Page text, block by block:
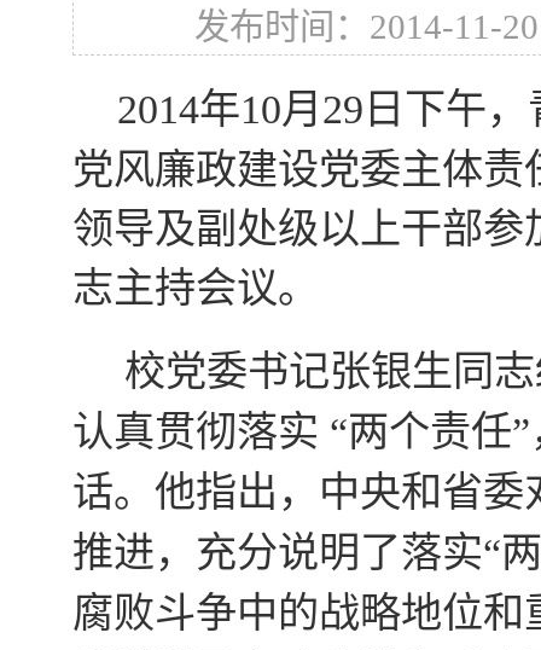
发布时间：2014-11-20
2014年10月 29 日 下午，
党风廉政建设党委主体
领导及副处级以上干部
志主持会议。
校党委书记张银生同
认真贯彻落实 “两个责任
话。他指出，中央和省委
推进，充分说明了落实“
腐败斗争中的战略地位